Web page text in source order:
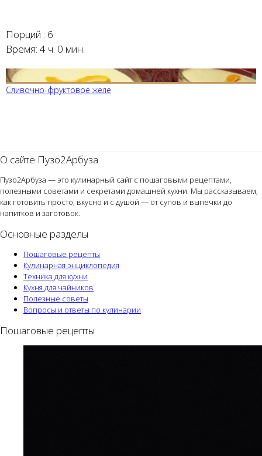
Порций : 6
Время: 4 ч. 0 мин.
Сливочно-фруктовое желе
О сайте Пузо2Арбуза
Пузо2Арбуза — это кулинарный сайт с пошаговыми рецептами,
полезными советами и секретами домашней кухни. Мы рассказываем,
как готовить просто, вкусно и с душой — от супов и выпечки до
напитков и заготовок.
Основные разделы
Пошаговые рецепты
Кулинарная энциклопедия
Техника для кухни
Кухня для чайников
Полезные советы
Вопросы и ответы по кулинарии
Пошаговые рецепты